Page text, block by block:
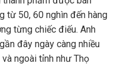
từ 50, 60 nghìn đến hàng
từng chiếc điếu. Anh
đây ngày càng nhiều
ngoài tỉnh như Thọ